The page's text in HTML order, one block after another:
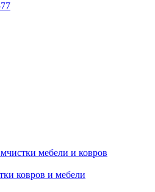
мебели и ковров
ковров и мебели